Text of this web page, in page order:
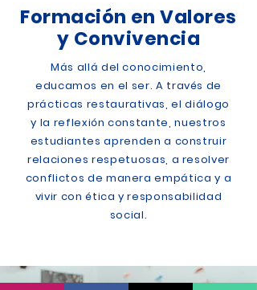
Formación en Valores
y Convivencia
Más allá del conocimiento,
educamos en el ser. A través de
prácticas restaurativas, el diálogo
y la reflexión constante, nuestros
estudiantes aprenden a construir
relaciones respetuosas, a resolver
conflictos de manera empática y a
vivir con ética y responsabilidad
social.